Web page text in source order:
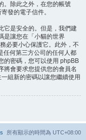
。除此之外，在您的帳號
發的電子信件。
它是安全的。但是，我們建
是讓您在「小貓的世界
必要小心保護它。此外，不
任何第三方公司的任何人都
的密碼，您可以使用 phpBB
將會要求您提供您的會員名
組新的密碼以讓您繼續使用
所有顯示的時間為 UTC+08:00